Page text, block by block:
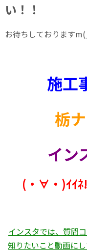
い！！
お待ちしております
施工
栃
イン
(・∀・)ｲｲﾈ
インスタでは、質問
知りたいこと動画に